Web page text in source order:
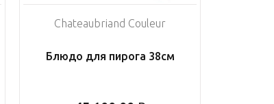
Chateaubriand Couleur
Блюдо для пирога 38см